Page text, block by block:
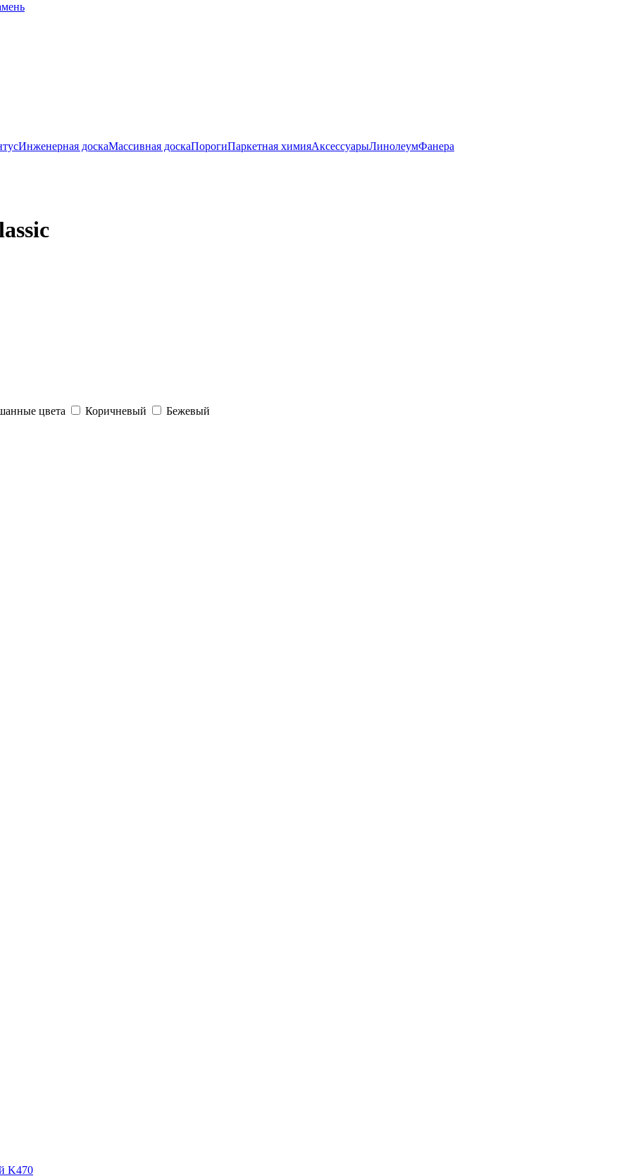
Инженерная доскаМассивная доскаПорогиПаркетная химияАксессуарыЛинолеумФанера
цвета Коричневый Бежевый